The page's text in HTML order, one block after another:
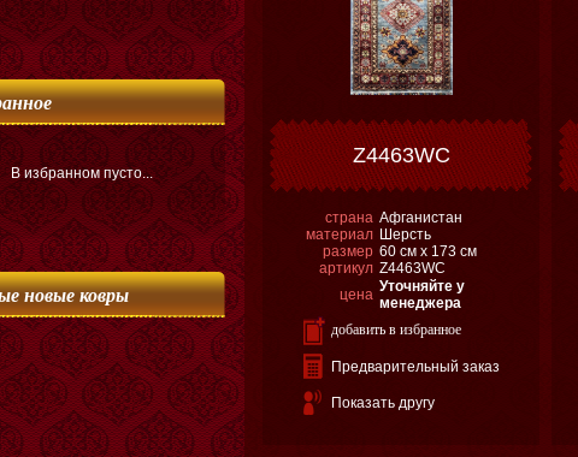
В избранном пусто...
новые ковры
Z4463WC
страна Афганистан
материал Шерсть
размер 60 см х 173 см
артикул Z4463WC
цена Уточняйте у
менеджера
добавить в избранное
Предварительный заказ
Показать другу